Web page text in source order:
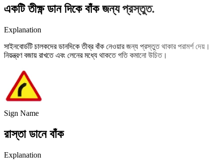
একটি তীক্ষ্ণ ডান দিকে বাঁক জন্য প্রস্তুত.
Explanation
সাইনবোর্ডটি চালকদের ডানদিকে তীব্র বাঁক নেওয়ার জন্য প্রস্তুত থাকার পরামর্শ দেয়।
নিয়ন্ত্রণ বজায় রাখতে এবং লেনের মধ্যে থাকতে গতি কমানো উচিত।
Sign Name
রাস্তা ডানে বাঁক
Explanation